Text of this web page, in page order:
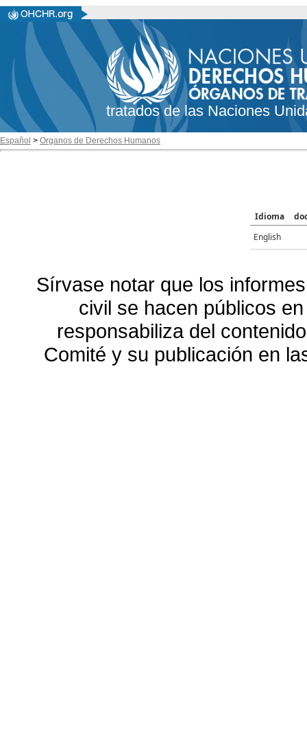
tratados de las Naciones
Español > Organos de Derechos Humanos
Idioma
English
Sírvase notar que los
civil se hacen públicos
responsabiliza del
Comité y su publicación en